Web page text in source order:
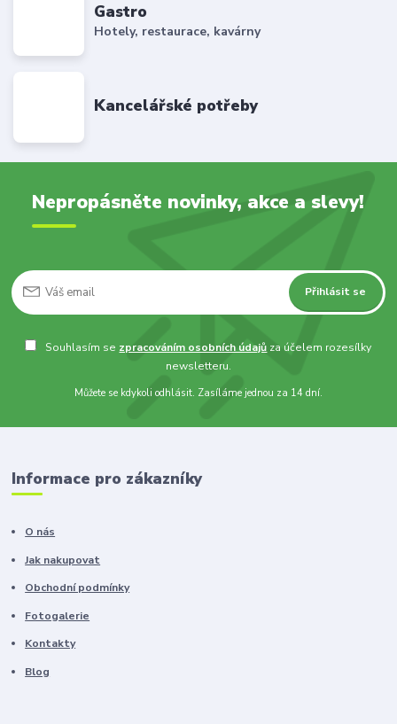
Gastro
Hotely, restaurace, kavárny
Kancelářské potřeby
Nepropásněte novinky, akce a slevy!
Přihlásit se
Souhlasím se zpracováním osobních údajů za účelem rozesílky
newsletteru.
Můžete se kdykoli odhlásit. Zasíláme jednou za 14 dní.
Informace pro zákazníky
O nás
Jak nakupovat
Obchodní podmínky
Fotogalerie
Kontakty
Blog